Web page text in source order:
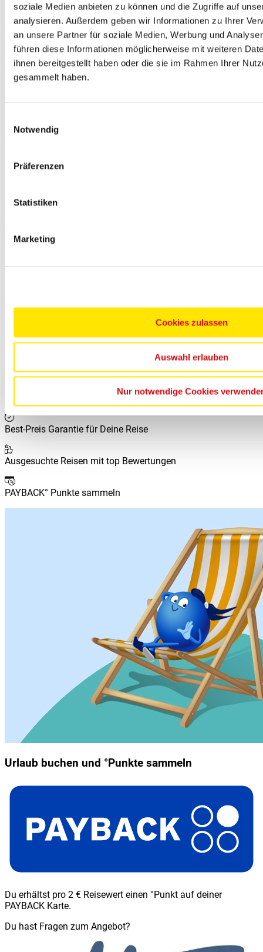
soziale Medien anbieten zu können und die Zugriffe auf
analysieren. Außerdem geben wir Informationen zu Ihrer
an unsere Partner für soziale Medien, Werbung und
führen diese Informationen möglicherweise mit weiteren
ihnen bereitgestellt haben oder die sie im Rahmen Ihrer
gesammelt haben.
Notwendig
Präferenzen
Statistiken
Marketing
Cookies zulassen
Auswahl erlauben
Nur notwendige Cookies
650 Stellplätze
Ausstattung:
4 Pools (3 für Familien geeignet, 2 für Kinder geeignet), 6
Wasserrutschen (3 für Familien geeignet, 2 für Kinder
geeignet), Sauna (gg. Gebühr), Restaurant, Snackbar, Bar,
Eisdiele, Supermarkt
Kids Club, Tennis, Volleyball, Indoor-Fitness
Alle Mobilheime verfügen über
einemBadezimmer mit Dusche und WC
entspannten Campingurlaub für die ganze Familie.
Die Zuteilung der Mobilheime findet vor Ort statt.
Zusatzoptionen
Zusätzliche Informationen
Netto-Reisen
Best-Preis Garantie für Deine Reise
Ausgesuchte Reisen mit top Bewertungen
PAYBACK° Punkte sammeln
Urlaub buchen und °Punkte sammeln
Du erhältst pro 2 € Reisewert einen °Punkt auf deiner
PAYBACK Karte.
Du hast Fragen zum Angebot?